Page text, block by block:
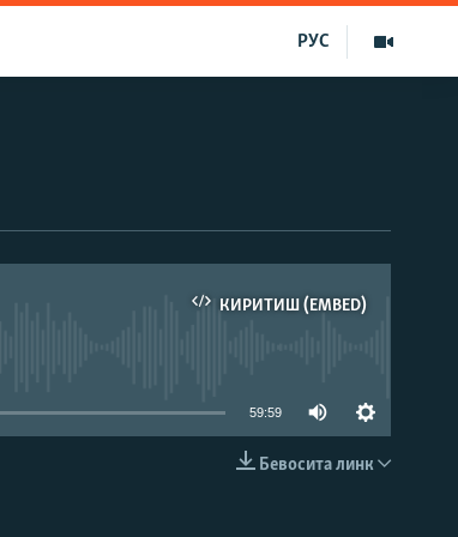
РУС
КИРИТИШ (EMBED)
59:59
Бевосита линк